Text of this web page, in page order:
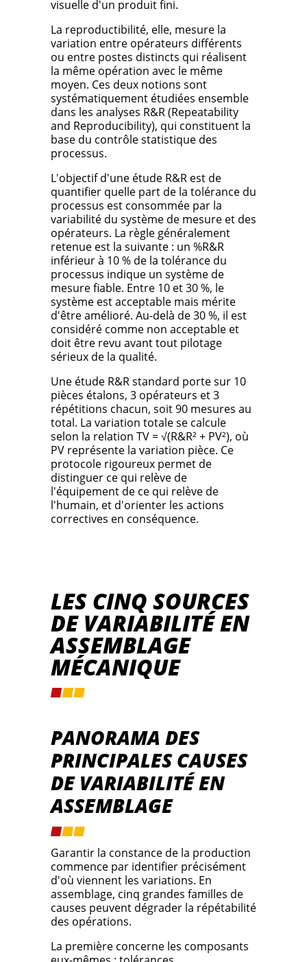
visuelle d'un produit fini.
La reproductibilité, elle, mesure la
variation entre opérateurs différents
ou entre postes distincts qui réalisent
la même opération avec le même
moyen. Ces deux notions sont
systématiquement étudiées ensemble
dans les analyses R&R (Repeatability
and Reproducibility), qui constituent la
base du contrôle statistique des
processus.
L'objectif d'une étude R&R est de
quantifier quelle part de la tolérance du
processus est consommée par la
variabilité du système de mesure et des
opérateurs. La règle généralement
retenue est la suivante : un %R&R
inférieur à 10 % de la tolérance du
processus indique un système de
mesure fiable. Entre 10 et 30 %, le
système est acceptable mais mérite
d'être amélioré. Au-delà de 30 %, il est
considéré comme non acceptable et
doit être revu avant tout pilotage
sérieux de la qualité.
Une étude R&R standard porte sur 10
pièces étalons, 3 opérateurs et 3
répétitions chacun, soit 90 mesures au
total. La variation totale se calcule
selon la relation TV = √(R&R² + PV²), où
PV représente la variation pièce. Ce
protocole rigoureux permet de
distinguer ce qui relève de
l'équipement de ce qui relève de
l'humain, et d'orienter les actions
correctives en conséquence.
LES CINQ SOURCES
DE VARIABILITÉ EN
ASSEMBLAGE
MÉCANIQUE
PANORAMA DES
PRINCIPALES CAUSES
DE VARIABILITÉ EN
ASSEMBLAGE
Garantir la constance de la production
commence par identifier précisément
d'où viennent les variations. En
assemblage, cinq grandes familles de
causes peuvent dégrader la répétabilité
des opérations.
La première concerne les composants